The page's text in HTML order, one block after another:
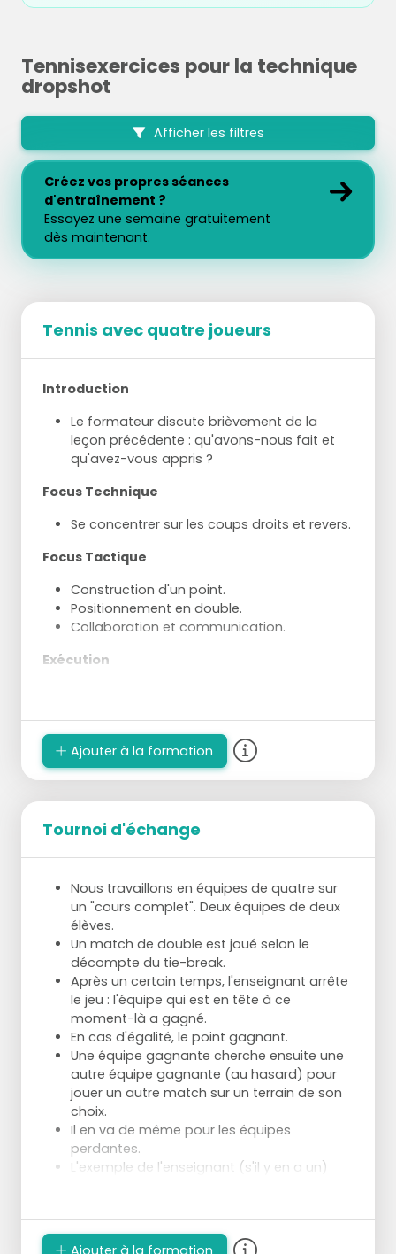
Tennisexercices pour la technique
dropshot
Afficher les filtres
Créez vos propres séances
d'entraînement ?
Essayez une semaine gratuitement
dès maintenant.
Tennis avec quatre joueurs
Introduction
Le formateur discute brièvement de la
leçon précédente : qu'avons-nous fait et
qu'avez-vous appris ?
Focus Technique
Se concentrer sur les coups droits et revers.
Focus Tactique
Construction d'un point.
Positionnement en double.
Collaboration et communication.
Exécution
cet espace.
Expérimenter avec des frappes plus
puissantes, prendre la balle plus tôt et
ralentir consciemment le jeu.
Variation
doucement, haut, bas, profond ou peu
profond.
Échange
Après deux erreurs consécutives, la paire
change avec la paire en attente.
Les étudiants en attente peuvent vérifier
l'exercice et participer mentalement.
Ajouter à la formation
Tournoi d'échange
Nous travaillons en équipes de quatre sur
un "cours complet". Deux équipes de deux
élèves.
Un match de double est joué selon le
décompte du tie-break.
Après un certain temps, l'enseignant arrête
le jeu : l'équipe qui est en tête à ce
moment-là a gagné.
En cas d'égalité, le point gagnant.
Une équipe gagnante cherche ensuite une
autre équipe gagnante (au hasard) pour
jouer un autre match sur un terrain de son
choix.
Il en va de même pour les équipes
perdantes.
L'exemple de l'enseignant (s'il y en a un)
Travail supplémentaire : Les élèves essaient
de choisir une tactique de base délibérée
Ajouter à la formation